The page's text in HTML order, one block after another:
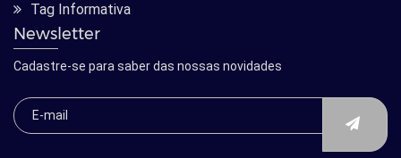
Tag Informativa
Newsletter
Cadastre-se para saber das nossas novidades